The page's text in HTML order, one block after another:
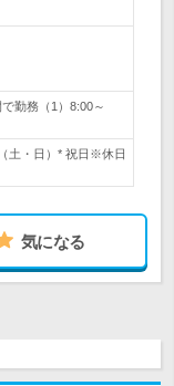
勤務（1）8:00～
土・日）* 祝日※休日
気になる